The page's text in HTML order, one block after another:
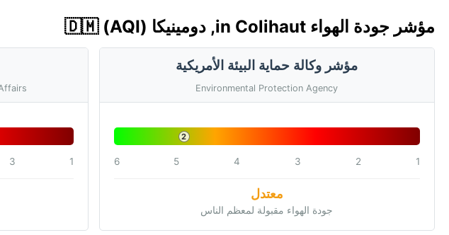
مؤشر جودة الهواء in Colihaut, دومينيكا 🇩🇲 (AQI)
مؤشر وكالة حماية البيئة الأمريكية
Environmental Protection Agency
2
1
2
3
4
5
6
معتدل
جودة الهواء مقبولة لمعظم الناس
1
3